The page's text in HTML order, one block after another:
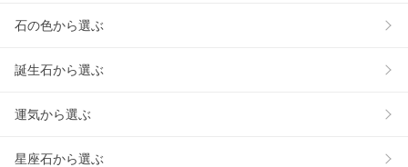
石の色から選ぶ
誕生石から選ぶ
運気から選ぶ
星座石から選ぶ